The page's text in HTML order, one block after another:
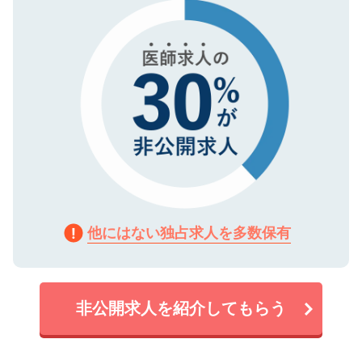
で、機密保持に関してもご安心ください。
他にはない独占求人を多数保有
非公開求人を紹介してもらう